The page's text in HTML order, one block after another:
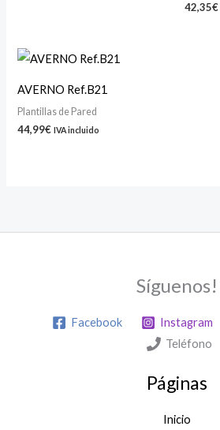
42,35€
AVERNO Ref.B21
Plantillas de Pared
44,99€ IVA incluido
Síguenos!
Facebook Instagram
Teléfono
Páginas
Inicio